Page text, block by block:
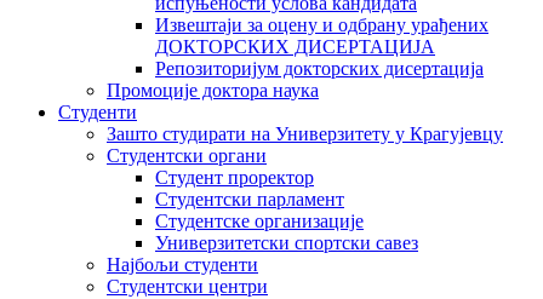
Извештаји за оцену и одбрану урађених
ДОКТОРСКИХ ДИСЕРТАЦИЈА
Репозиторијум докторских дисертација
Промоције доктора наука
Студенти
Зашто студирати на Универзитету у Крагујевцу
Студентски органи
Студент проректор
Студентски парламент
Студентске организације
Универзитетски спортски савез
Најбољи студенти
Студентски центри